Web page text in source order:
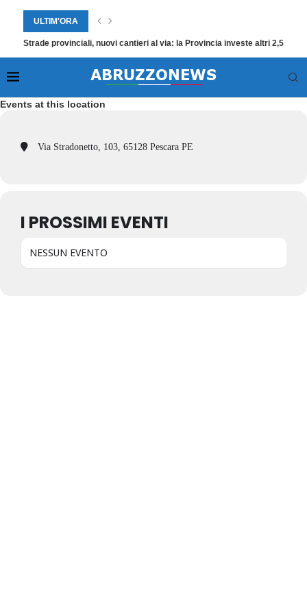
ULTIM'ORA
Strade provinciali, nuovi cantieri al via: la Provincia investe altri 2,5
Events at this location
Via Stradonetto, 103, 65128 Pescara PE
I PROSSIMI EVENTI
NESSUN EVENTO